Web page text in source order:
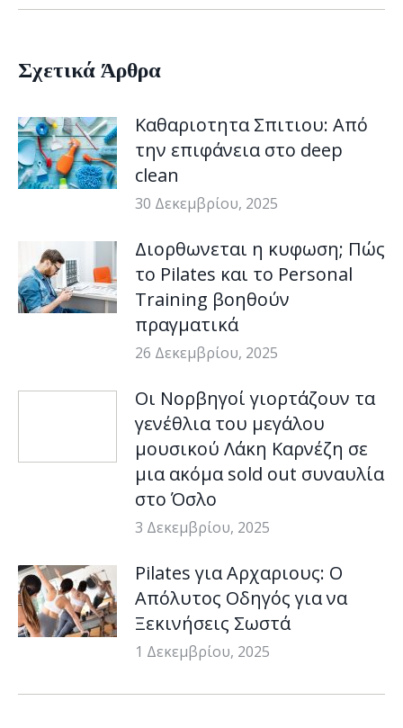
Σχετικά Άρθρα
Καθαριοτητα Σπιτιου: Από
την επιφάνεια στο deep
clean
30 Δεκεμβρίου, 2025
Διορθωνεται η κυφωση; Πώς
το Pilates και το Personal
Training βοηθούν
πραγματικά
26 Δεκεμβρίου, 2025
Οι Νορβηγοί γιορτάζουν τα
γενέθλια του μεγάλου
μουσικού Λάκη Καρνέζη σε
μια ακόμα sold out συναυλία
στο Όσλο
3 Δεκεμβρίου, 2025
Pilates για Αρχαριους: Ο
Απόλυτος Οδηγός για να
Ξεκινήσεις Σωστά
1 Δεκεμβρίου, 2025